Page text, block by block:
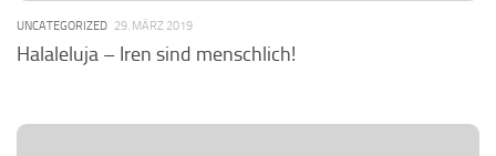
UNCATEGORIZED 29. MÄRZ 2019
Halaleluja – Iren sind menschlich!